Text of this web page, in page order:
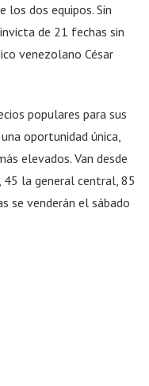
los dos equipos. Sin
de 21 fechas sin
venezolano César
populares para sus
oportunidad única,
elevados. Van desde
45 la general central, 85
se venderán el sábado